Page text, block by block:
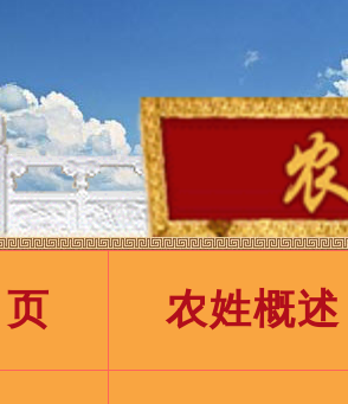
农姓概述